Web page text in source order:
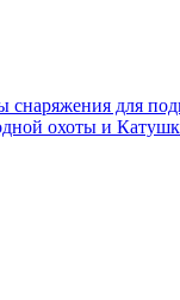
снаряжения для
охоты и